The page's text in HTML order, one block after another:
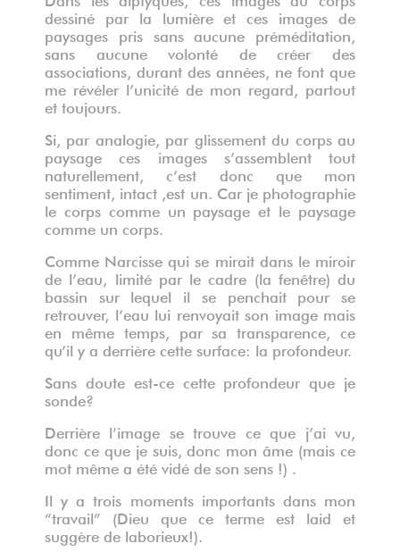
dessiné par la lumière et ces images de
paysages pris sans aucune préméditation,
sans aucune volonté de créer des
associations, durant des années, ne font que
me révéler l’unicité de mon regard, partout
et toujours.
Si, par analogie, par glissement du corps au
paysage ces images s’assemblent tout
naturellement, c’est donc que mon
sentiment, intact ,est un. Car je photographie
le corps comme un paysage et le paysage
comme un corps.
Comme Narcisse qui se mirait dans le miroir
de l’eau, limité par le cadre (la fenêtre) du
bassin sur lequel il se penchait pour se
retrouver, l’eau lui renvoyait son image mais
en même temps, par sa transparence, ce
qu’il y a derrière cette surface: la profondeur.
Sans doute est-ce cette profondeur que je
sonde?
Derrière l’image se trouve ce que j’ai vu,
donc ce que je suis, donc mon âme (mais ce
mot même a été vidé de son sens !) .
Il y a trois moments importants dans mon
“travail” (Dieu que ce terme est laid et
suggère de laborieux!).